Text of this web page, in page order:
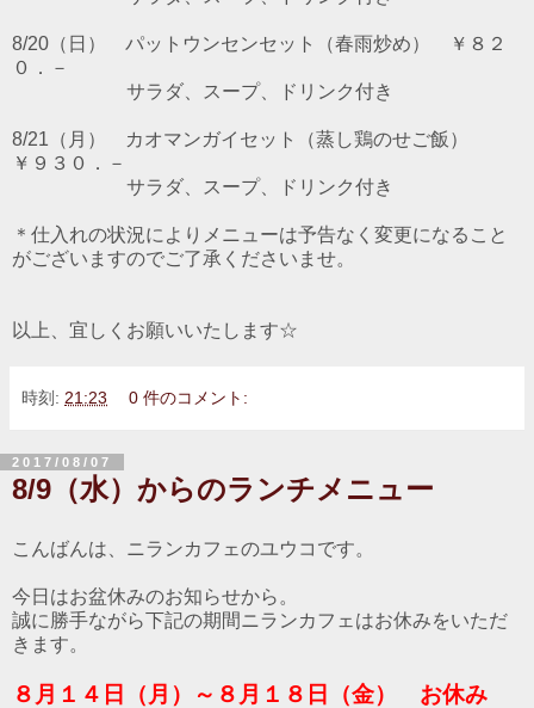
8/20（日） パットウンセンセット（春雨炒め） ￥８２
０．－
サラダ、スープ、ドリンク付き
8/21（月） カオマンガイセット（蒸し鶏のせご飯）
￥９３０．－
サラダ、スープ、ドリンク付き
＊仕入れの状況によりメニューは予告なく変更になること
がございますのでご了承くださいませ。
以上、宜しくお願いいたします☆
時刻: 21:23 0 件のコメント:
2017/08/07
8/9（水）からのランチメニュー
こんばんは、ニランカフェのユウコです。
今日はお盆休みのお知らせから。
誠に勝手ながら下記の期間ニランカフェはお休みをいただ
きます。
８月１４日（月）～８月１８日（金） お休み